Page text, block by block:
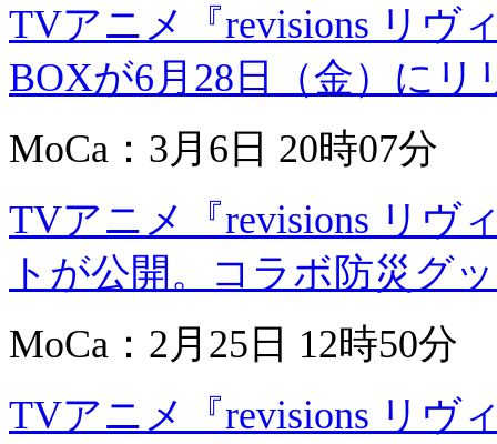
TVアニメ『revisions リヴ
BOXが6月28日（金）にリ
MoCa：3月6日 20時07分
TVアニメ『revisions リヴ
トが公開。コラボ防災グ
MoCa：2月25日 12時50分
TVアニメ『revisions リヴ